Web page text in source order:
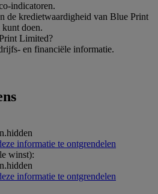
indicatoren.
de kredietwaardigheid van Blue Print
doen.
Limited?
en financiële informatie.
winst):